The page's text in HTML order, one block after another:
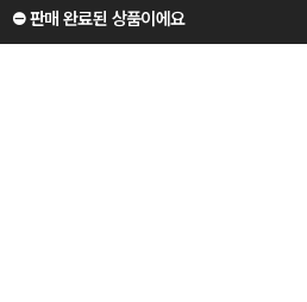
⛔️ 판매 완료된 상품이에요